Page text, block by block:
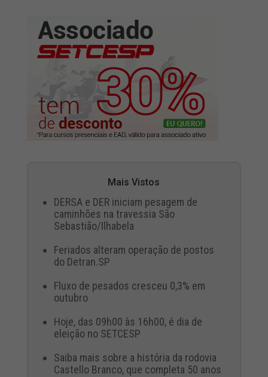
Mais Vistos
DERSA e DER iniciam pesagem de
caminhões na travessia São
Sebastião/Ilhabela
Feriados alteram operação de postos
do Detran.SP
Fluxo de pesados cresceu 0,3% em
outubro
Hoje, das 09h00 às 16h00, é dia de
eleição no SETCESP
Saiba mais sobre a história da rodovia
Castello Branco, que completa 50 anos